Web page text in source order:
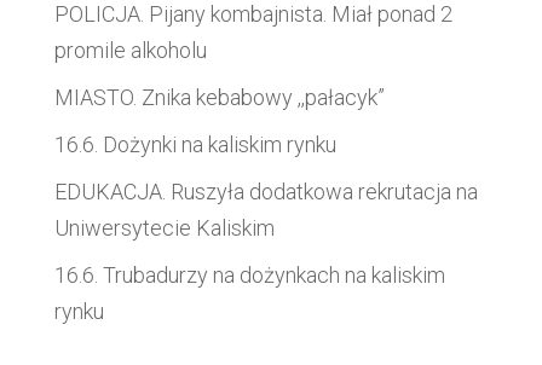
POLICJA. Pijany kombajnista. Miał ponad 2
promile alkoholu
MIASTO. Znika kebabowy ,,pałacyk”
16.6. Dożynki na kaliskim rynku
EDUKACJA. Ruszyła dodatkowa rekrutacja na
Uniwersytecie Kaliskim
16.6. Trubadurzy na dożynkach na kaliskim
rynku